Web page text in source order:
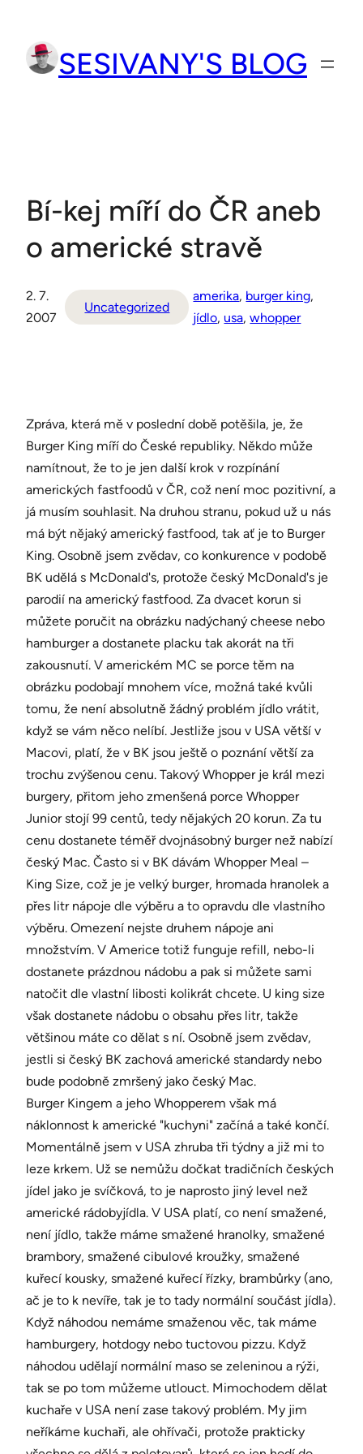
obsah
SESIVANY'S BLOG
Bí-kej míří do ČR aneb
o americké stravě
2. 7.
2007
Uncategorized
amerika, burger king,
jídlo, usa, whopper
Zpráva, která mě v poslední době potěšila, je, že
Burger King míří do České republiky. Někdo může
namítnout, že to je jen další krok v rozpínání
amerických fastfoodů v ČR, což není moc pozitivní, a
já musím souhlasit. Na druhou stranu, pokud už u nás
má být nějaký americký fastfood, tak ať je to Burger
King. Osobně jsem zvědav, co konkurence v podobě
BK udělá s McDonald's, protože český McDonald's je
parodií na americký fastfood. Za dvacet korun si
můžete poručit na obrázku nadýchaný cheese nebo
hamburger a dostanete placku tak akorát na tři
zakousnutí. V americkém MC se porce těm na
obrázku podobají mnohem více, možná také kvůli
tomu, že není absolutně žádný problém jídlo vrátit,
když se vám něco nelíbí. Jestliže jsou v USA větší v
Macovi, platí, že v BK jsou ještě o poznání větší za
trochu zvýšenou cenu. Takový Whopper je král mezi
burgery, přitom jeho zmenšená porce Whopper
Junior stojí 99 centů, tedy nějakých 20 korun. Za tu
cenu dostanete téměř dvojnásobný burger než nabízí
český Mac. Často si v BK dávám Whopper Meal –
King Size, což je je velký burger, hromada hranolek a
přes litr nápoje dle výběru a to opravdu dle vlastního
výběru. Omezení nejste druhem nápoje ani
množstvím. V Americe totiž funguje refill, nebo-li
dostanete prázdnou nádobu a pak si můžete sami
natočit dle vlastní libosti kolikrát chcete. U king size
však dostanete nádobu o obsahu přes litr, takže
většinou máte co dělat s ní. Osobně jsem zvědav,
jestli si český BK zachová americké standardy nebo
bude podobně zmršený jako český Mac.
Burger Kingem a jeho Whopperem však má
náklonnost k americké "kuchyni" začíná a také končí.
Momentálně jsem v USA zhruba tři týdny a již mi to
leze krkem. Už se nemůžu dočkat tradičních českých
jídel jako je svíčková, to je naprosto jiný level než
americké rádobyjídla. V USA platí, co není smažené,
není jídlo, takže máme smažené hranolky, smažené
brambory, smažené cibulové kroužky, smažené
kuřecí kousky, smažené kuřecí řízky, brambůrky (ano,
ač je to k nevíře, tak je to tady normální součást jídla).
Když náhodou nemáme smaženou věc, tak máme
hamburgery, hotdogy nebo tuctovou pizzu. Když
náhodou udělají normální maso se zeleninou a rýži,
tak se po tom můžeme utlouct. Mimochodem dělat
kuchaře v USA není zase takový problém. My jim
neříkáme kuchaři, ale ohřívači, protože prakticky